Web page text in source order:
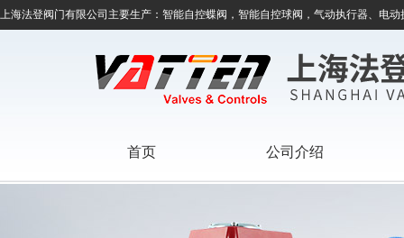
上海法登阀门有限公司主要生产：智能自控蝶阀，智能自控球阀，气动执行器、电
首页 公司介绍